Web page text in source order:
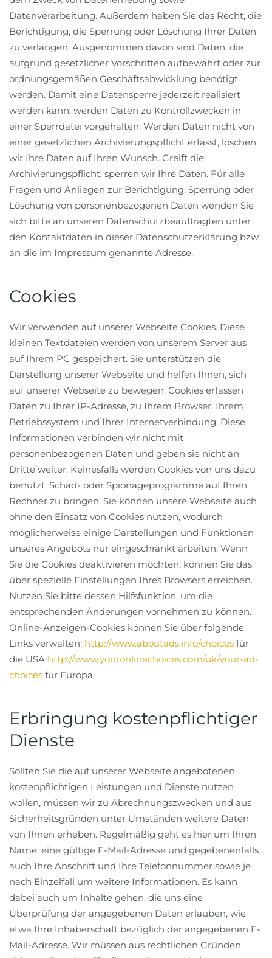
Datenverarbeitung. Außerdem haben Sie das Recht, die
Berichtigung, die Sperrung oder Löschung Ihrer Daten
zu verlangen. Ausgenommen davon sind Daten, die
aufgrund gesetzlicher Vorschriften aufbewahrt oder zur
ordnungsgemäßen Geschäftsabwicklung benötigt
werden. Damit eine Datensperre jederzeit realisiert
werden kann, werden Daten zu Kontrollzwecken in
einer Sperrdatei vorgehalten. Werden Daten nicht von
einer gesetzlichen Archivierungspflicht erfasst, löschen
wir Ihre Daten auf Ihren Wunsch. Greift die
Archivierungspflicht, sperren wir Ihre Daten. Für alle
Fragen und Anliegen zur Berichtigung, Sperrung oder
Löschung von personenbezogenen Daten wenden Sie
sich bitte an unseren Datenschutzbeauftragten unter
den Kontaktdaten in dieser Datenschutzerklärung bzw.
an die im Impressum genannte Adresse.
Cookies
Wir verwenden auf unserer Webseite Cookies. Diese
kleinen Textdateien werden von unserem Server aus
auf Ihrem PC gespeichert. Sie unterstützen die
Darstellung unserer Webseite und helfen Ihnen, sich
auf unserer Webseite zu bewegen. Cookies erfassen
Daten zu Ihrer IP-Adresse, zu Ihrem Browser, Ihrem
Betriebssystem und Ihrer Internetverbindung. Diese
Informationen verbinden wir nicht mit
personenbezogenen Daten und geben sie nicht an
Dritte weiter. Keinesfalls werden Cookies von uns dazu
benutzt, Schad- oder Spionageprogramme auf Ihren
Rechner zu bringen. Sie können unsere Webseite auch
ohne den Einsatz von Cookies nutzen, wodurch
möglicherweise einige Darstellungen und Funktionen
unseres Angebots nur eingeschränkt arbeiten. Wenn
Sie die Cookies deaktivieren möchten, können Sie das
über spezielle Einstellungen Ihres Browsers erreichen.
Nutzen Sie bitte dessen Hilfsfunktion, um die
entsprechenden Änderungen vornehmen zu können.
Online-Anzeigen-Cookies können Sie über folgende
Links verwalten: http://www.aboutads.info/choices für
die USA http://www.youronlinechoices.com/uk/your-ad-
choices für Europa
Erbringung kostenpflichtiger
Dienste
Sollten Sie die auf unserer Webseite angebotenen
kostenpflichtigen Leistungen und Dienste nutzen
wollen, müssen wir zu Abrechnungszwecken und aus
Sicherheitsgründen unter Umständen weitere Daten
von Ihnen erheben. Regelmäßig geht es hier um Ihren
Name, eine gültige E-Mail-Adresse und gegebenenfalls
auch Ihre Anschrift und Ihre Telefonnummer sowie je
nach Einzelfall um weitere Informationen. Es kann
dabei auch um Inhalte gehen, die uns eine
Überprüfung der angegebenen Daten erlauben, wie
etwa Ihre Inhaberschaft bezüglich der angegebenen E-
Mail-Adresse. Wir müssen aus rechtlichen Gründen